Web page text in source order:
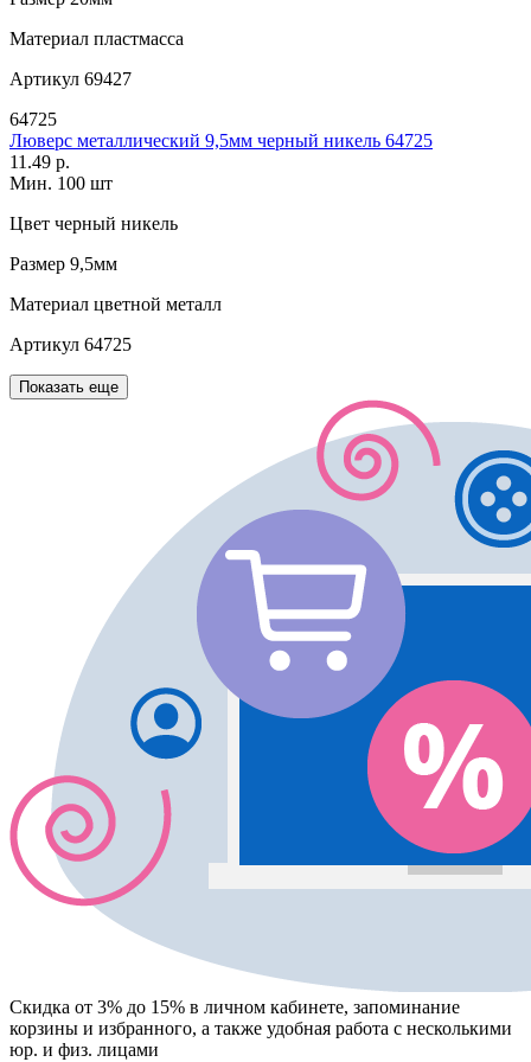
Материал пластмасса
Артикул 69427
64725
Люверс металлический 9,5мм черный никель 64725
11.49 р.
Мин. 100 шт
Цвет черный никель
Размер 9,5мм
Материал цветной металл
Артикул 64725
Показать еще
Скидка от 3% до 15% в личном кабинете, запоминание
корзины и избранного, а также удобная работа с несколькими
юр. и физ. лицами